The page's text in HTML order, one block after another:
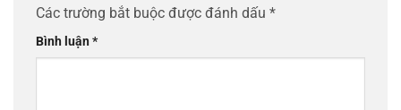
Các trường bắt buộc được đánh dấu *
Bình luận*